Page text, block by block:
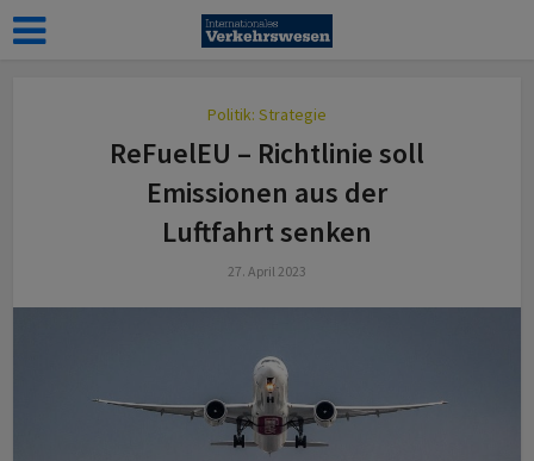
Politik: Strategie
ReFuelEU – Richtlinie soll
Emissionen aus der
Luftfahrt senken
27. April 2023